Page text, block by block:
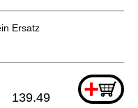
Ersatz
+
139.49